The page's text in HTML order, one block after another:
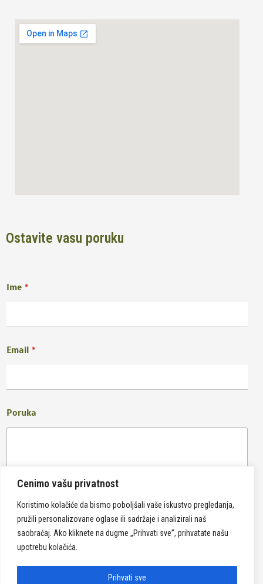
Cenimo vašu privatnost
Koristimo kolačiće da bismo poboljšali vaše iskustvo pregledanja,
pružili personalizovane oglase ili sadržaje i analizirali naš
saobraćaj. Ako kliknete na dugme „Prihvati sve”, prihvatate našu
upotrebu kolačića.
Prihvati sve
Ostavite vasu poruku
Ime *
Email *
Poruka
Pošalji